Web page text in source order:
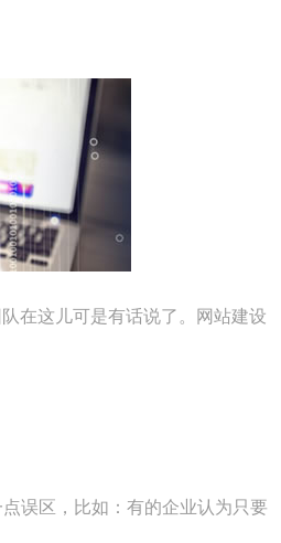
在这儿可是有话说了。网站建设
误区，比如：有的企业认为只要